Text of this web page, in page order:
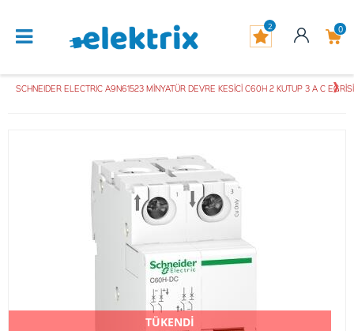
0
2
SCHNEIDER ELECTRIC A9N61523 MİNYATÜR DEVRE KESİCİ C60H 2 KUTUP 3 A C
TÜKENDİ